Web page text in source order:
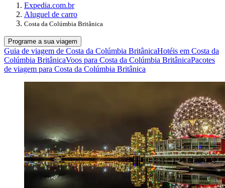
Expedia.com.br
Aluguel de carro
Costa da Colúmbia Britânica
Programe a sua viagem
Guia de viagem de Costa da Colúmbia BritânicaHotéis em Costa da
Colúmbia BritânicaVoos para Costa da Colúmbia BritânicaPacotes
de viagem para Costa da Colúmbia Britânica